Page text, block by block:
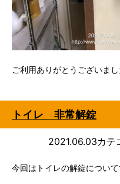
ご利用ありがとうございまし
トイレ 非常解錠
2021.06.03カテ
今回はトイレの解錠について